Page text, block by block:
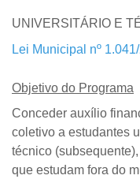
UNIVERSITÁRIO E
Lei Municipal nº
Objetivo do Programa
Conceder auxílio
coletivo a estudantes
técnico
que estudam fora do